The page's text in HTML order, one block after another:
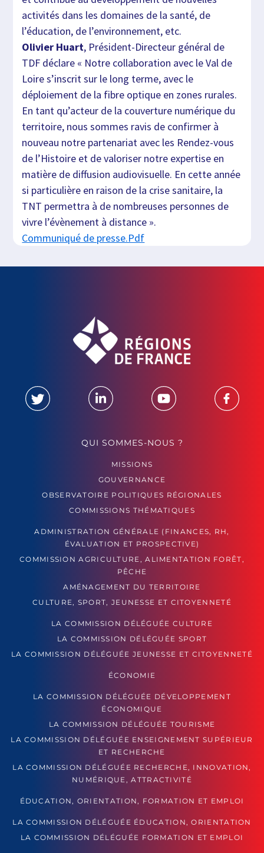
activités dans les domaines de la santé, de
l’éducation, de l’environnement, etc.
Olivier Huart, Président-Directeur général de
TDF déclare « Notre collaboration avec le Val de
Loire s’inscrit sur le long terme, avec le
déploiement de la fibre optique en zones rurales.
En tant qu’acteur de la couverture numérique du
territoire, nous sommes ravis de confirmer à
nouveau notre partenariat avec les Rendez-vous
de l’Histoire et de valoriser notre expertise en
matière de diffusion audiovisuelle. En cette année
si particulière en raison de la crise sanitaire, la
TNT permettra à de nombreuses personnes de
vivre l’évènement à distance ».
Communiqué de presse.Pdf
QUI SOMMES-NOUS ?
MISSIONS
GOUVERNANCE
OBSERVATOIRE POLITIQUES RÉGIONALES
COMMISSIONS THÉMATIQUES
ADMINISTRATION GÉNÉRALE (FINANCES, RH,
ÉVALUATION ET PROSPECTIVE)
COMMISSION AGRICULTURE, ALIMENTATION FORÊT,
PÊCHE
AMÉNAGEMENT DU TERRITOIRE
CULTURE, SPORT, JEUNESSE ET CITOYENNETÉ
LA COMMISSION DÉLÉGUÉE CULTURE
LA COMMISSION DÉLÉGUÉE SPORT
LA COMMISSION DÉLÉGUÉE JEUNESSE ET CITOYENNETÉ
ÉCONOMIE
LA COMMISSION DÉLÉGUÉE DÉVELOPPEMENT
ÉCONOMIQUE
LA COMMISSION DÉLÉGUÉE TOURISME
LA COMMISSION DÉLÉGUÉE ENSEIGNEMENT SUPÉRIEUR
ET RECHERCHE
LA COMMISSION DÉLÉGUÉE RECHERCHE, INNOVATION,
NUMÉRIQUE, ATTRACTIVITÉ
ÉDUCATION, ORIENTATION, FORMATION ET EMPLOI
LA COMMISSION DÉLÉGUÉE ÉDUCATION, ORIENTATION
LA COMMISSION DÉLÉGUÉE FORMATION ET EMPLOI